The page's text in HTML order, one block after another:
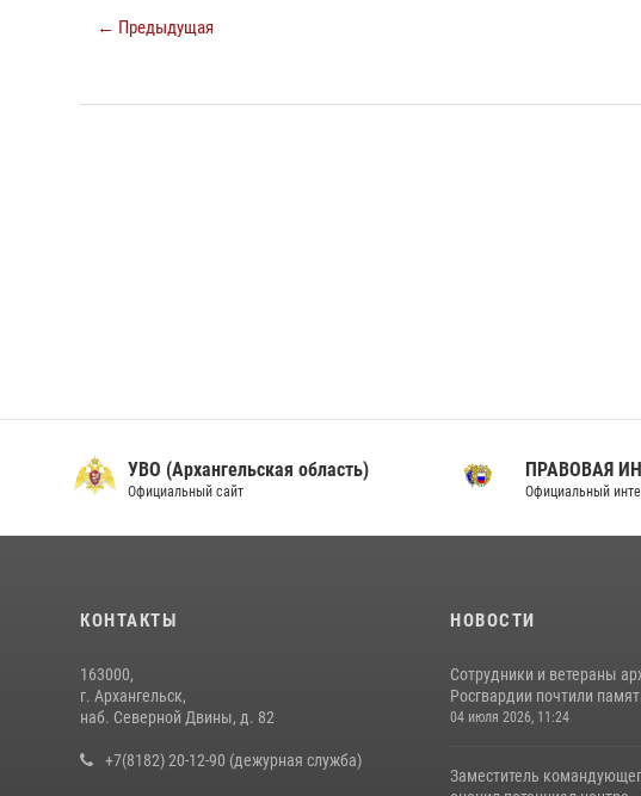
← Предыдущая
УВО (Архангельская область)
Официальный сайт
ПРАВОВАЯ
Официальный
КОНТАКТЫ
163000,
г. Архангельск,
наб. Северной Двины, д. 82
+7(8182) 20-12-90 (дежурная служба)
НОВОСТИ
Сотрудники и ветераны
Росгвардии почтили
04 июля 2026, 11:24
Заместитель